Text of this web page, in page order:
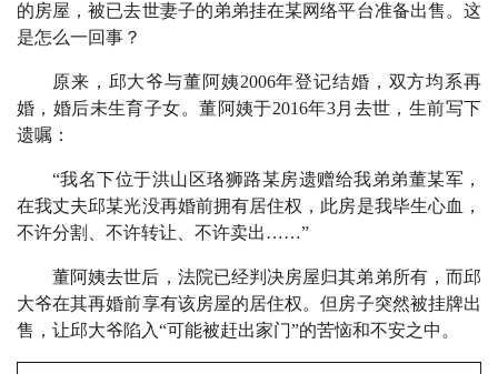
的房屋，被已去世妻子的弟弟挂在某网络平台准备出售。这
是怎么一回事？
原来，邱大爷与董阿姨2006年登记结婚，双方均系再
婚，婚后未生育子女。董阿姨于2016年3月去世，生前写下
遗嘱：
“我名下位于洪山区珞狮路某房遗赠给我弟弟董某军，
在我丈夫邱某光没再婚前拥有居住权，此房是我毕生心血，
不许分割、不许转让、不许卖出……”
董阿姨去世后，法院已经判决房屋归其弟弟所有，而邱
大爷在其再婚前享有该房屋的居住权。但房子突然被挂牌出
售，让邱大爷陷入“可能被赶出家门”的苦恼和不安之中。